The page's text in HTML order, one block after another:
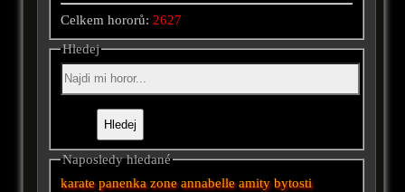
Celkem hororů:2627
Hledej
Naposledy hledané
karate panenka zoneannabelle amity bytosti